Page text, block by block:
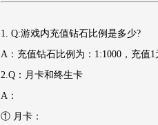
1. Q:游戏内充值钻石比例是多少?
A：充值钻石比例为：1:1000，充值1
2.Q：月卡和终生卡
A：
① 月卡：